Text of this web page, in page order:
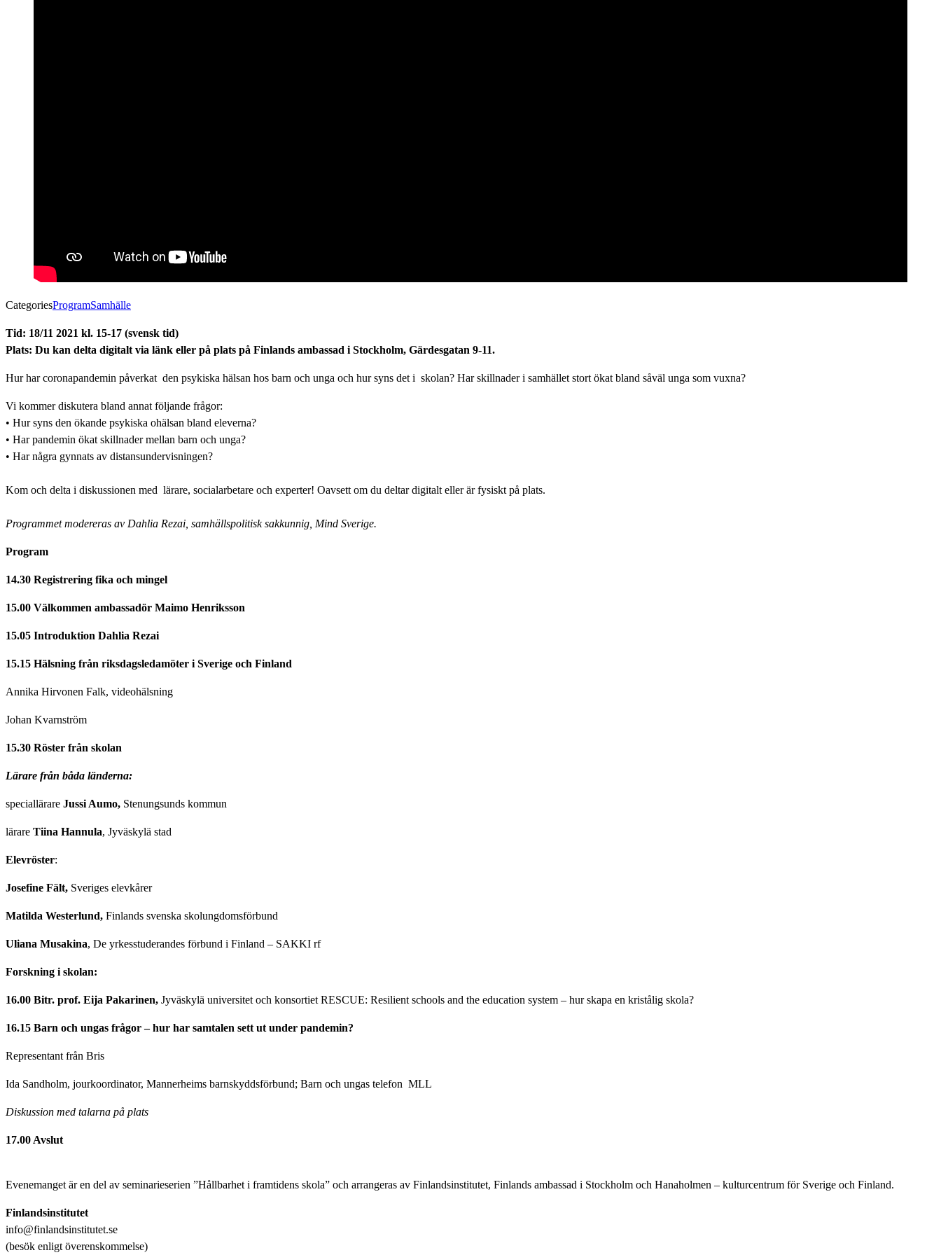
CategoriesProgramSamhälle
Tid: 18/11 2021 kl. 15-17 (svensk tid)
Plats: Du kan delta digitalt via länk eller på plats på Finlands ambassad i Stockholm, Gärdesgatan 9-11.
Hur har coronapandemin påverkat den psykiska hälsan hos barn och unga och hur syns det i skolan? Har skillnader i samhället stort ökat bland såväl unga som vuxna?
Vi kommer diskutera bland annat följande frågor:
• Hur syns den ökande psykiska ohälsan bland eleverna?
• Har pandemin ökat skillnader mellan barn och unga?
• Har några gynnats av distansundervisningen?
Kom och delta i diskussionen med lärare, socialarbetare och experter! Oavsett om du deltar digitalt eller är fysiskt på plats.
Programmet modereras av Dahlia Rezai, samhällspolitisk sakkunnig, Mind Sverige.
Program
14.30 Registrering fika och mingel
15.00 Välkommen ambassadör Maimo Henriksson
15.05 Introduktion Dahlia Rezai
15.15 Hälsning från riksdagsledamöter i Sverige och Finland
Annika Hirvonen Falk, videohälsning
Johan Kvarnström
15.30 Röster från skolan
Lärare från båda länderna:
speciallärare Jussi Aumo, Stenungsunds kommun
lärare Tiina Hannula, Jyväskylä stad
Elevröster:
Josefine Fält, Sveriges elevkårer
Matilda Westerlund, Finlands svenska skolungdomsförbund
Uliana Musakina, De yrkesstuderandes förbund i Finland – SAKKI rf
Forskning i skolan:
16.00 Bitr. prof. Eija Pakarinen, Jyväskylä universitet och konsortiet RESCUE: Resilient schools and the education system – hur skapa en kristålig skola?
16.15 Barn och ungas frågor – hur har samtalen sett ut under pandemin?
Representant från Bris
Ida Sandholm, jourkoordinator, Mannerheims barnskyddsförbund; Barn och ungas telefon MLL
Diskussion med talarna på plats
17.00 Avslut
Evenemanget är en del av seminarieserien ”Hållbarhet i framtidens skola” och arrangeras av Finlandsinstitutet, Finlands ambassad i Stockholm och Hanaholmen – kulturcentrum för Sverige och Finland.
Finlandsinstitutet
info@finlandsinstitutet.se
(besök enligt överenskommelse)